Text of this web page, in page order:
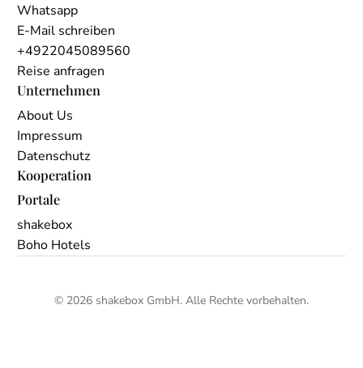
Whatsapp
E-Mail schreiben
+4922045089560
Reise anfragen
Unternehmen
About Us
Impressum
Datenschutz
Kooperation
Portale
shakebox
Boho Hotels
© 2026 shakebox GmbH. Alle Rechte vorbehalten.